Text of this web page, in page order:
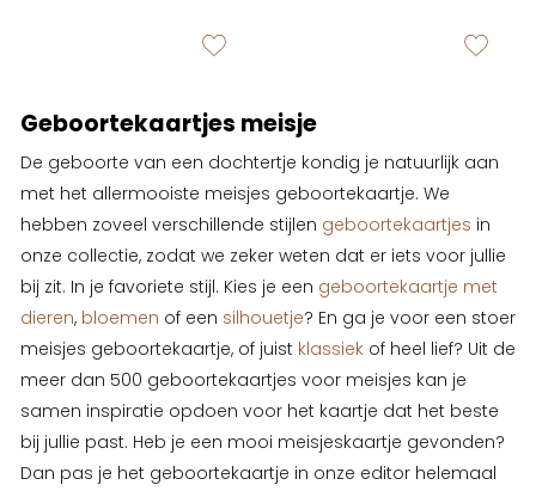
Geboortekaartjes meisje
De geboorte van een dochtertje kondig je natuurlijk aan
met het allermooiste meisjes geboortekaartje. We
hebben zoveel verschillende stijlen geboortekaartjes in
onze collectie, zodat we zeker weten dat er iets voor jullie
bij zit. In je favoriete stijl. Kies je een geboortekaartje met
dieren, bloemen of een silhouetje? En ga je voor een stoer
meisjes geboortekaartje, of juist klassiek of heel lief? Uit de
meer dan 500 geboortekaartjes voor meisjes kan je
samen inspiratie opdoen voor het kaartje dat het beste
bij jullie past. Heb je een mooi meisjeskaartje gevonden?
Dan pas je het geboortekaartje in onze editor helemaal